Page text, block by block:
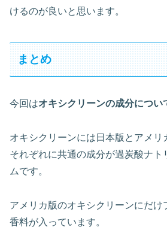
けるのが良いと思います。
まとめ
今回はオキシクリーンの成分につい
オキシクリーンには日本版とアメリ
それぞれに共通の成分が過炭酸ナト
ムです。
アメリカ版のオキシクリーンにだけ
香料が入っています。